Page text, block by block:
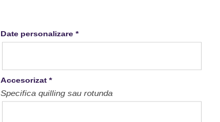
Date personalizare *
Accesorizat *
Specifica quilling sau rotunda